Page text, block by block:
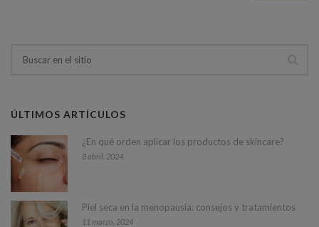
ÚLTIMOS ARTÍCULOS
¿En qué orden aplicar los productos de skincare?
8 abril, 2024
Piel seca en la menopausia: consejos y tratamientos
11 marzo, 2024